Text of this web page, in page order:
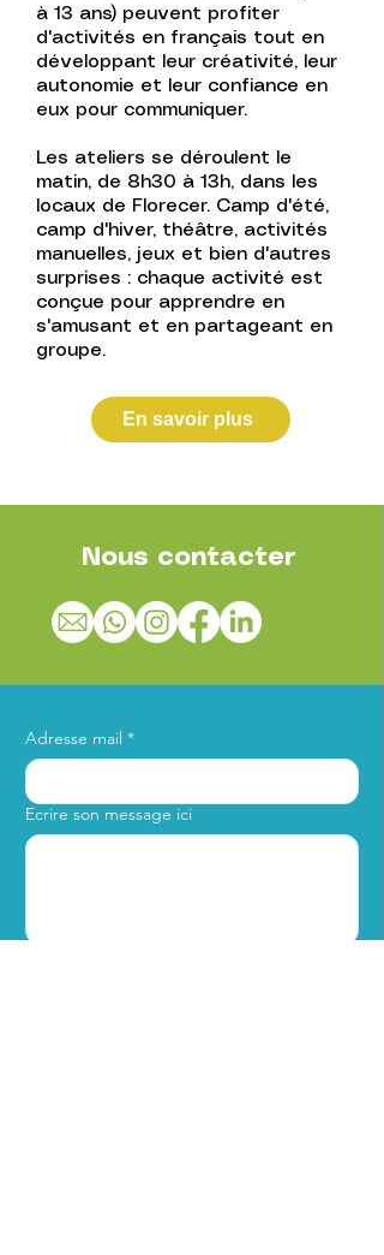
à 13 ans) peuvent profiter
d'activités en français tout en
développant leur créativité, leur
autonomie et leur confiance en
eux pour communiquer.
Les ateliers se déroulent le
matin, de 8h30 à 13h, dans les
locaux de Florecer. Camp d'été,
camp d'hiver, théâtre, activités
manuelles, jeux et bien d'autres
surprises : chaque activité est
conçue pour apprendre en
s'amusant et en partageant en
groupe.
En savoir plus
Nous contacter
Adresse mail *
Ecrire son message ici